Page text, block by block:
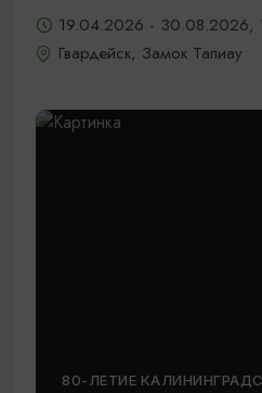
19.04.2026 - 30.08.2026,
Гвардейск, Замок Тапиау
80-ЛЕТИЕ